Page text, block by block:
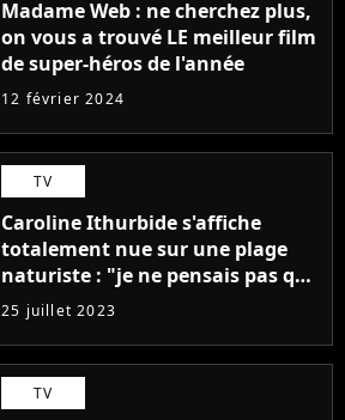
Madame Web : ne cherchez plus,
on vous a trouvé LE meilleur film
de super-héros de l'année
12 février 2024
TV
Caroline Ithurbide s'affiche
totalement nue sur une plage
naturiste : "je ne pensais pas que
j'arriverais à le faire..."
25 juillet 2023
TV